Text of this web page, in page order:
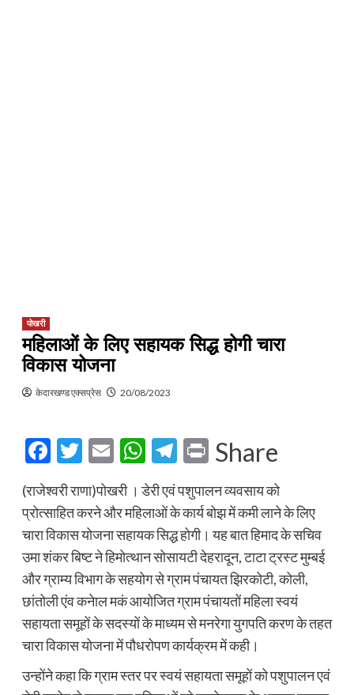
पोखरी
महिलाओं के लिए सहायक सिद्ध होगी चारा
विकास योजना
केदारखण्ड एक्सप्रेस 20/08/2023
Facebook
Twitter
EmailWhatsApp
Telegram
Print
Share
(राजेश्वरी राणा)पोखरी । डेरी एवं पशुपालन व्यवसाय को
प्रोत्साहित करने और महिलाओं के कार्य बोझ में कमी लाने के लिए
चारा विकास योजना सहायक सिद्ध होगी। यह बात हिमाद के सचिव
उमा शंकर बिष्ट ने हिमोत्थान सोसायटी देहरादून, टाटा ट्रस्ट मुम्बई
और ग्राम्य विभाग के सहयोग से ग्राम पंचायत झिरकोटी, कोली,
छांतोली एंव कनेाल मकं आयोजित ग्राम पंचायतों महिला स्वयं
सहायता समूहों के सदस्यों के माध्यम से मनरेगा युगपति करण के तहत
चारा विकास योजना में पौधरोपण कार्यक्रम में कही।
उन्होंने कहा कि ग्राम स्तर पर स्वयं सहायता समूहों को पशुपालन एवं